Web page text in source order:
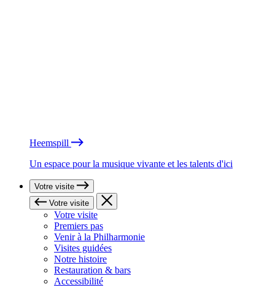
Heemspill
Un espace pour la musique vivante et les talents d'ici
Votre visite
Votre visite
Votre visite
Premiers pas
Venir à la Philharmonie
Visites guidées
Notre histoire
Restauration & bars
Accessibilité